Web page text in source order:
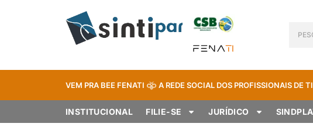
VEM PRA BEE FENATI A REDE SOCIAL DOS PROFISSIONAIS DE TI
INSTITUCIONAL FILIE-SE JURÍDICO